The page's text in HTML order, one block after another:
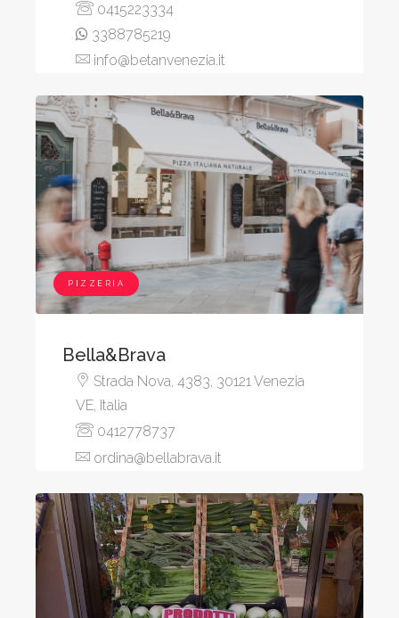
0415223334
3388785219
info@betanvenezia.it
PIZZERIA
Bella&Brava
Strada Nova, 4383, 30121 Venezia
VE, Italia
0412778737
ordina@bellabrava.it